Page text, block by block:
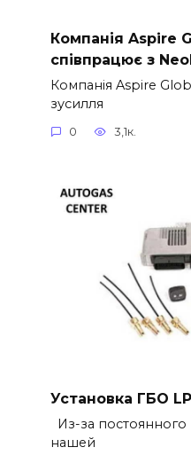
Компанія Aspire
співпрацює з
Компанія Aspire
зусилля
0 3,1к.
Установка ГБО
Из-за
нашей